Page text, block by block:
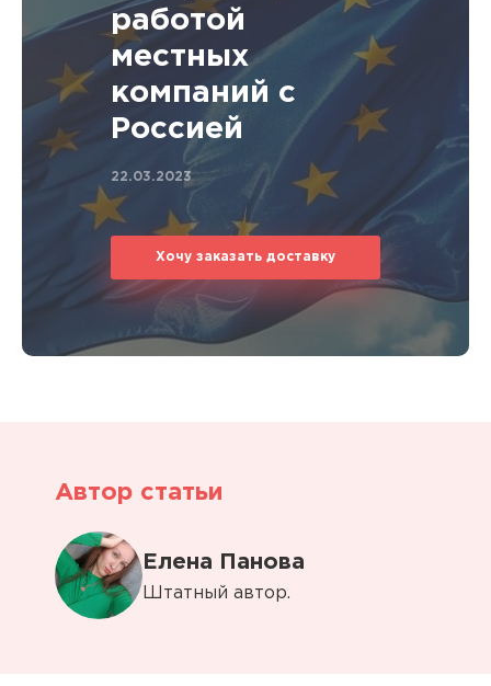
работой
местных
компаний с
Россией
22.03.2023
Хочу заказать доставку
Автор статьи
Елена Панова
Штатный автор.